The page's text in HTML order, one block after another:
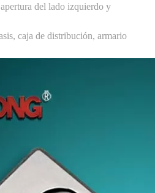
del lado izquierdo y
caja de distribución, armario